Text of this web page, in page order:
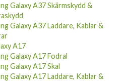
Galaxy A37 Laddare, Kablar &
A17
Galaxy A17 Fodral
Galaxy A17 Skal
Galaxy A17 Laddare, Kablar &